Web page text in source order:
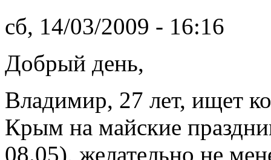
сб, 14/03/2009 - 16:16
Добрый день,
Владимир, 27 лет, ищет
Крым на майские
08.05), желательно не